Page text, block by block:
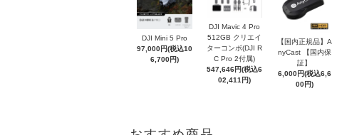
DJI Mini 5 Pro
97,000円(税込10
6,700円)
DJI Mavic 4 Pro
512GB クリエイ
ターコンボ(DJI R
C Pro 2付属)
547,646円(税込6
02,411円)
【国内正規品】A
nyCast 【国内保
証】
6,000円(税込6,6
00円)